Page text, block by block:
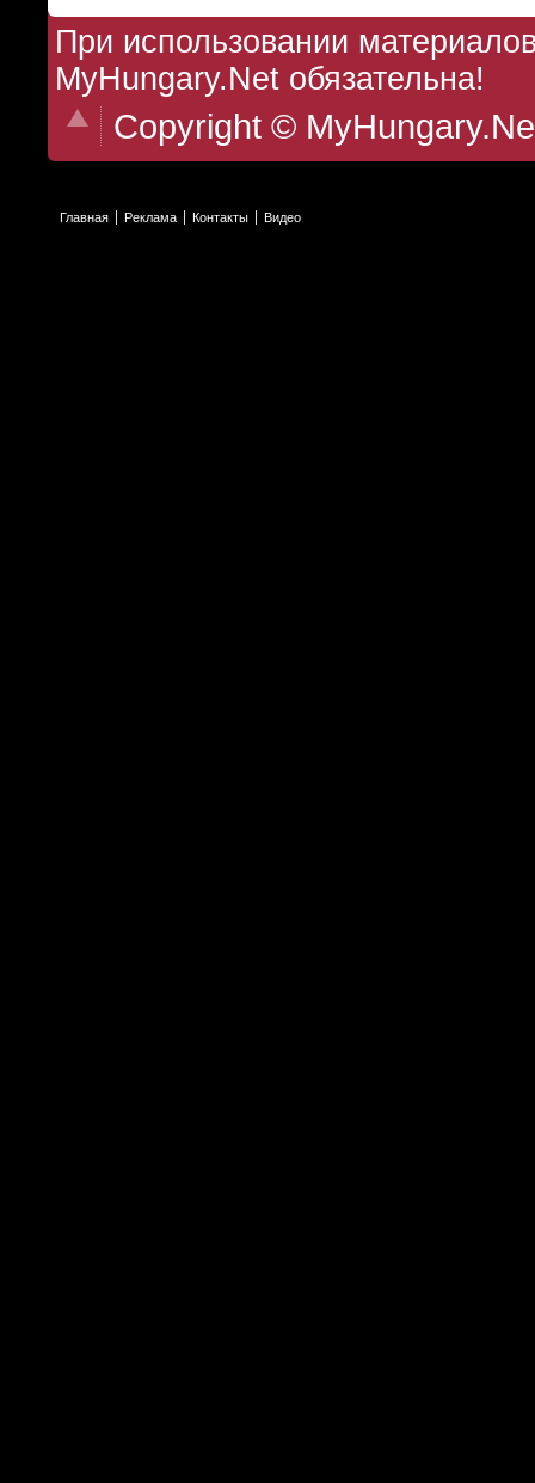
При использовании
MyHungary.Net обязательна!
Copyright ©
Главная Реклама Контакты Видео